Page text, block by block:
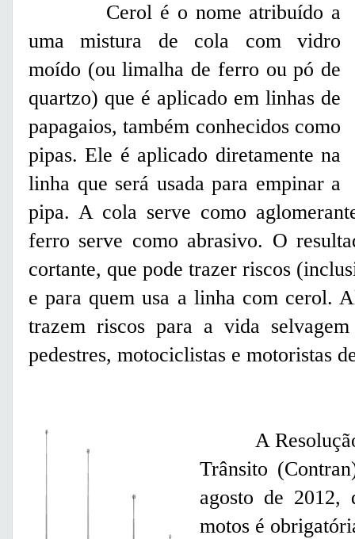
Cerol é o nome atribuído a
uma mistura de cola com vidro
moído (ou limalha de ferro ou pó de
quartzo) que é aplicado em linhas de
papagaios, também conhecidos como
pipas. Ele é aplicado diretamente na
linha que será usada para empinar a
pipa. A cola serve como
ferro serve como abrasivo. O
cortante, que pode trazer riscos
e para quem usa a linha com cerol.
trazem riscos para a vida
pedestres, motociclistas e motoristas
A Resolução
Trânsito
agosto de 2012,
motos é